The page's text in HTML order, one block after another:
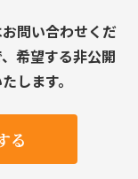
問い合わせくだ
希望する非公開
します。
る